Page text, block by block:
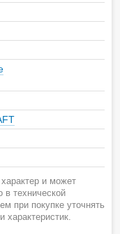
и может
в технической
при покупке уточнять